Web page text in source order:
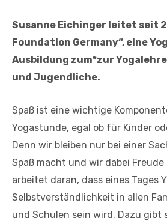
Susanne Eichinger leitet seit
Foundation Germany“, eine
Ausbildung zum*zur
und Jugendliche.
Spaß ist eine wichtige
Yogastunde, egal ob für Kinder
Denn wir bleiben nur bei einer
Spaß macht und wir dabei Freude
arbeitet daran, dass eines Tages
Selbstverständlichkeit in allen
und Schulen sein wird. Dazu gibt